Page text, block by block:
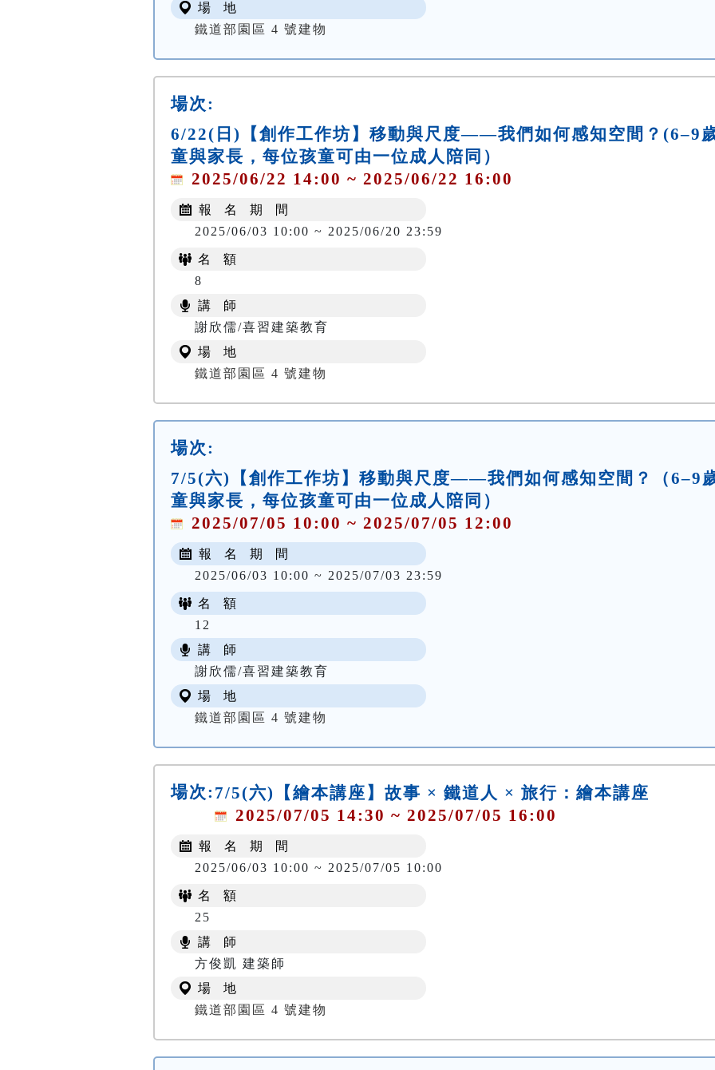
場 地
鐵道部園區 4 號建物
場次:
6/22(日)【創作工作坊】移動與尺度——我們如何感知空間？(6–9
童與家長，每位孩童可由一位成人陪同）
2025/06/22 14:00 ~ 2025/06/22 16:00
報 名 期 間
2025/06/03 10:00 ~ 2025/06/20 23:59
名 額
8
講 師
謝欣儒/喜習建築教育
場 地
鐵道部園區 4 號建物
場次:
7/5(六)【創作工作坊】移動與尺度——我們如何感知空間？（6–9
童與家長，每位孩童可由一位成人陪同）
2025/07/05 10:00 ~ 2025/07/05 12:00
報 名 期 間
2025/06/03 10:00 ~ 2025/07/03 23:59
名 額
12
講 師
謝欣儒/喜習建築教育
場 地
鐵道部園區 4 號建物
場次: 7/5(六)【繪本講座】故事 × 鐵道人 × 旅行：繪本講座
2025/07/05 14:30 ~ 2025/07/05 16:00
報 名 期 間
2025/06/03 10:00 ~ 2025/07/05 10:00
名 額
25
講 師
方俊凱 建築師
場 地
鐵道部園區 4 號建物